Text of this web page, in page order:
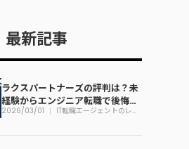
最新記事
ラクスパートナーズの評判は？未
経験からエンジニア転職で後悔し
にくい判断軸
2026/03/01 IT転職エージェントのレビ
ュー一覧｜未経験でも迷わ